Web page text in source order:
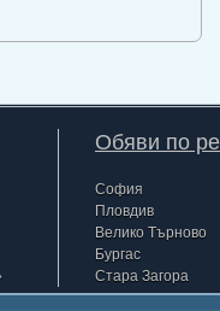
Обяви по
София
Пловдив
Велико Търново
Бургас
Стара Загора